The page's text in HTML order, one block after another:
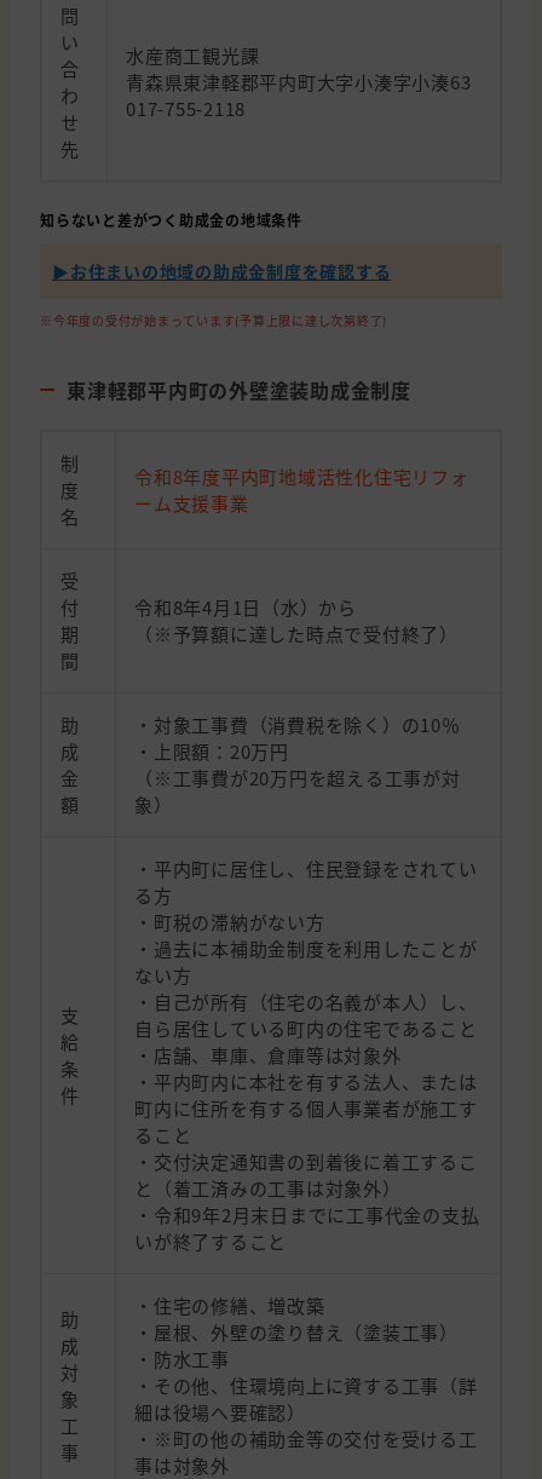
問
い
合
わ
せ
先
水産商工観光課
青森県東津軽郡平内町大字小湊字小湊63
017-755-2118
知らないと差がつく助成金の地域条件
▶︎お住まいの地域の助成金制度を確認する
※今年度の受付が始まっています(予算上限に達し次第終了)
東津軽郡平内町の外壁塗装助成金制度
制
度
名
令和8年度平内町地域活性化住宅リフォ
ーム支援事業
受
付
期
間
令和8年4月1日（水）から
（※予算額に達した時点で受付終了）
助
成
金
額
・対象工事費（消費税を除く）の10％
・上限額：20万円
（※工事費が20万円を超える工事が対
象）
支
給
条
件
・平内町に居住し、住民登録をされてい
る方
・町税の滞納がない方
・過去に本補助金制度を利用したことが
ない方
・自己が所有（住宅の名義が本人）し、
自ら居住している町内の住宅であること
・店舗、車庫、倉庫等は対象外
・平内町内に本社を有する法人、または
町内に住所を有する個人事業者が施工す
ること
・交付決定通知書の到着後に着工するこ
と（着工済みの工事は対象外）
・令和9年2月末日までに工事代金の支払
いが終了すること
助
成
対
象
工
事
・住宅の修繕、増改築
・屋根、外壁の塗り替え（塗装工事）
・防水工事
・その他、住環境向上に資する工事（詳
細は役場へ要確認）
・※町の他の補助金等の交付を受ける工
事は対象外